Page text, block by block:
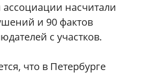
ассоциации насчитали
и 90 фактов
с участков.
что в Петербурге